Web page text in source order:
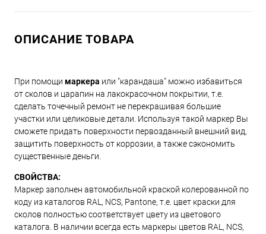
ОПИСАНИЕ ТОВАРА
При помощи маркера или "карандаша" можно избавиться
от сколов и царапин на лакокрасочном покрытии, т.е.
сделать точечный ремонт не перекрашивая большие
участки или целиковые детали. Используя такой маркер Вы
сможете придать поверхности первозданный внешний вид,
защитить поверхность от коррозии, а также сэкономить
существенные деньги.
СВОЙСТВА:
Маркер заполнен автомобильной краской колерованной по
коду из каталогов RAL, NCS, Pantone, т.е. цвет краски для
сколов полностью соответствует цвету из цветового
каталога. В наличии всегда есть маркеры цветов RAL, NCS,